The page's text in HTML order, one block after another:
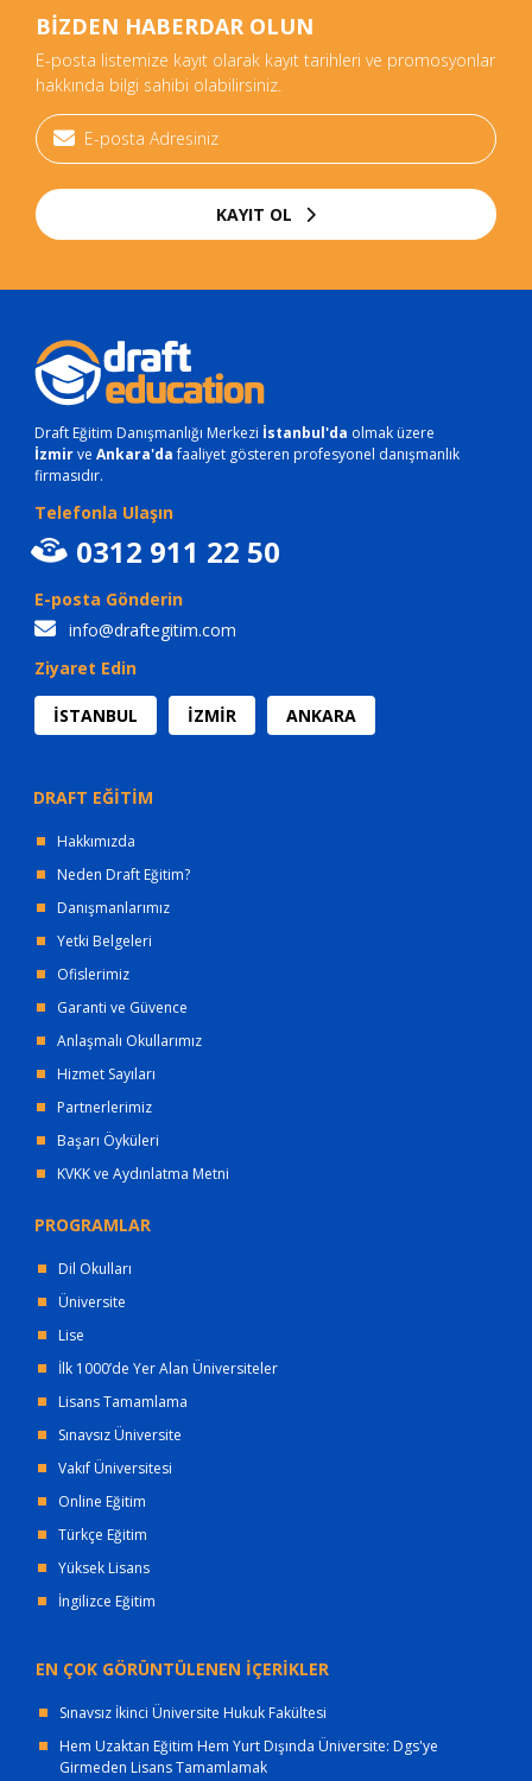
BİZDEN HABERDAR OLUN
E-posta listemize kayıt olarak kayıt tarihleri ve promosyonlar
hakkında bilgi sahibi olabilirsiniz.
KAYIT OL
Draft Eğitim Danışmanlığı Merkezi İstanbul'da olmak üzere
İzmirve Ankara'dafaaliyet gösteren profesyonel danışmanlık
firmasıdır.
Telefonla Ulaşın
0312 911 22 50
E-posta Gönderin
info@draftegitim.com
Ziyaret Edin
İSTANBUL İZMİR ANKARA
DRAFT EĞİTİM
Hakkımızda
Neden Draft Eğitim?
Danışmanlarımız
Yetki Belgeleri
Ofislerimiz
Garanti ve Güvence
Anlaşmalı Okullarımız
Hizmet Sayıları
Partnerlerimiz
Başarı Öyküleri
KVKK ve Aydınlatma Metni
PROGRAMLAR
Dil Okulları
Üniversite
Lise
İlk 1000’de Yer Alan Üniversiteler
Lisans Tamamlama
Sınavsız Üniversite
Vakıf Üniversitesi
Online Eğitim
Türkçe Eğitim
Yüksek Lisans
İngilizce Eğitim
EN ÇOK GÖRÜNTÜLENEN İÇERİKLER
Sınavsız İkinci Üniversite Hukuk Fakültesi
Hem Uzaktan Eğitim Hem Yurt Dışında Üniversite: Dgs'ye
Girmeden Lisans Tamamlamak